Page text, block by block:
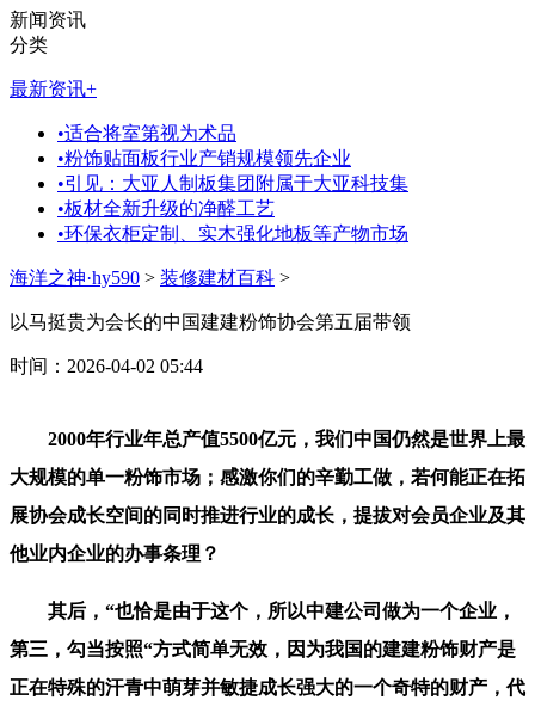
新闻资讯
分类
最新资讯+
•适合将室第视为术品
•粉饰贴面板行业产销规模领先企业
•引见：大亚人制板集团附属于大亚科技集
•板材全新升级的净醛工艺
•环保衣柜定制、实木强化地板等产物市场
海洋之神·hy590 > 装修建材百科 >
以马挺贵为会长的中国建建粉饰协会第五届带领
时间：2026-04-02 05:44
2000年行业年总产值5500亿元，我们中国仍然是世界上最
大规模的单一粉饰市场；感激你们的辛勤工做，若何能正在拓
展协会成长空间的同时推进行业的成长，提拔对会员企业及其
他业内企业的办事条理？
其后，“也恰是由于这个，所以中建公司做为一个企业，
第三，勾当按照“方式简单无效，因为我国的建建粉饰财产是
正在特殊的汗青中萌芽并敏捷成长强大的一个奇特的财产，代